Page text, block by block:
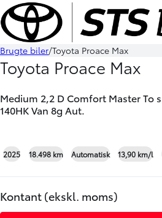
Book prøvetur
Brugte biler Toyota Proace Max
Toyota Proace Max
Medium 2,2 D Comfort Master To
140HK Van 8g Aut.
2025 18.498 km Automatisk 13,90 km/l
Kontant (ekskl. moms)